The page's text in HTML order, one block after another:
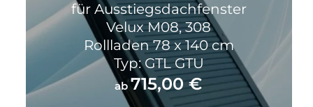
für Ausstiegsdachfenster
Velux M08, 308
Rollladen 78 x 140 cm
Typ: GTL GTU
ab715,00€